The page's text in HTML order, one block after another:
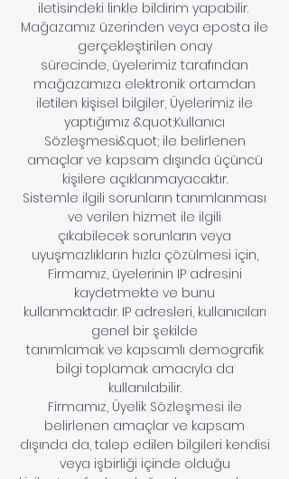
iletisindeki linkle bildirim yapabilir.
Mağazamız üzerinden veya eposta ile
gerçekleştirilen onay
sürecinde, üyelerimiz tarafından
mağazamıza elektronik ortamdan
iletilen kişisel bilgiler, Üyelerimiz ile
yaptığımız &quot;Kullanıcı
Sözleşmesi&quot; ile belirlenen
amaçlar ve kapsam dışında üçüncü
kişilere açıklanmayacaktır.
Sistemle ilgili sorunların tanımlanması
ve verilen hizmet ile ilgili
çıkabilecek sorunların veya
uyuşmazlıkların hızla çözülmesi için,
Firmamız, üyelerinin IP adresini
kaydetmekte ve bunu
kullanmaktadır. IP adresleri, kullanıcıları
genel bir şekilde
tanımlamak ve kapsamlı demografik
bilgi toplamak amacıyla da
kullanılabilir.
Firmamız, Üyelik Sözleşmesi ile
belirlenen amaçlar ve kapsam
dışında da, talep edilen bilgileri kendisi
veya işbirliği içinde olduğu